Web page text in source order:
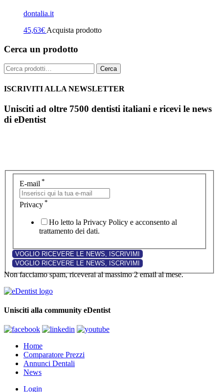
dontalia.it
45,63€ Acquista prodotto
Cerca un prodotto
Cerca: Cerca
ISCRIVITI ALLA NEWSLETTER
Unisciti ad oltre 7500 dentisti italiani e ricevi le news
di eDentist
E-mail *
Privacy *
Ho letto la Privacy Policy e acconsento al
trattamento dei dati.
Non facciamo spam, riceverai al massimo 2 email al mese.
Unisciti alla community eDentist
Home
Comparatore Prezzi
Annunci Dentali
News
Login